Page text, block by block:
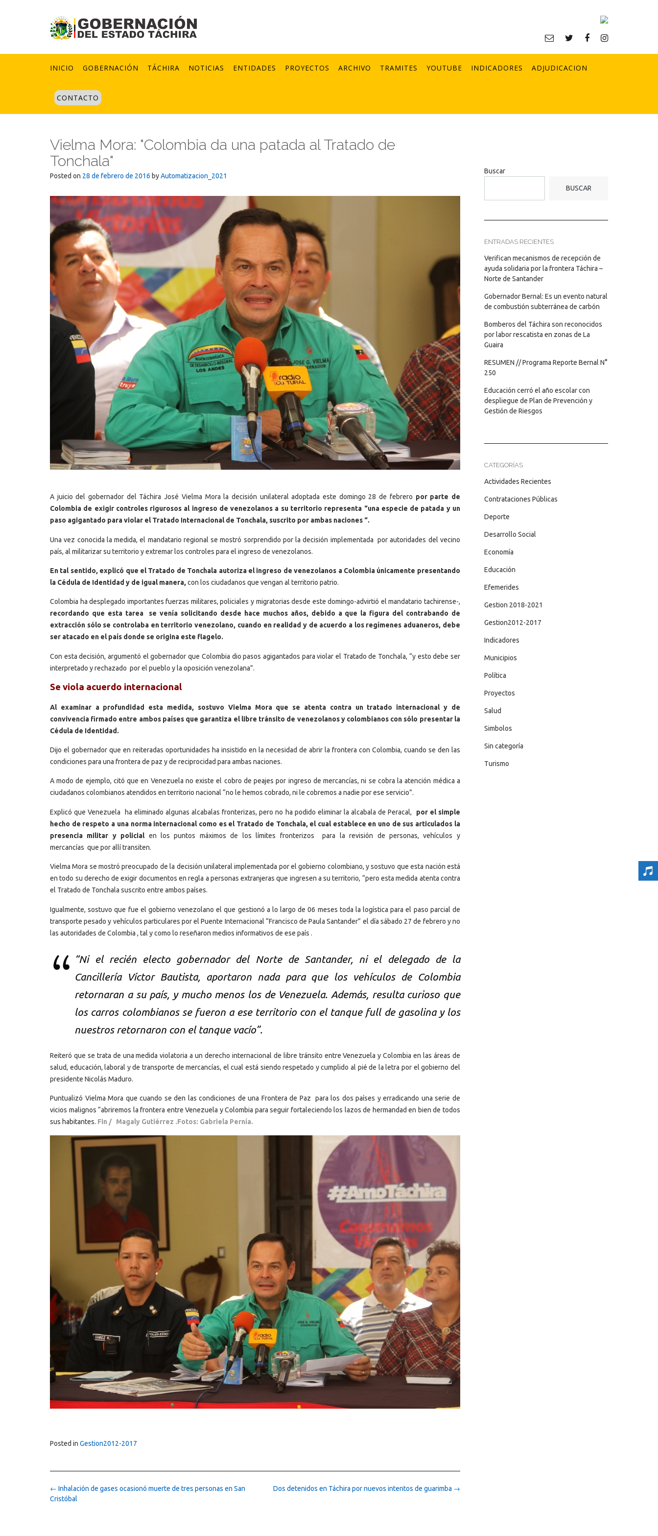
INICIO GOBERNACIÓN TÁCHIRA NOTICIAS ENTIDADES PROYECTOS ARCHIVO TRAMITES YOUTUBE INDICADORES ADJUDICACION
CONTACTO
Vielma Mora: "Colombia da una patada al Tratado de
Tonchala"
Posted on 28 de febrero de 2016 byAutomatizacion_2021
A juicio del gobernador del Táchira José Vielma Mora la decisión unilateral adoptada este domingo 28 de febrero por parte de
Colombia de exigir controles rigurosos al ingreso de venezolanos a su territorio representa “una especie de patada y un
paso agigantado para violar el Tratado Internacional de Tonchala, suscrito por ambas naciones “.
Una vez conocida la medida, el mandatario regional se mostró sorprendido por la decisión implementada por autoridades del vecino
país, al militarizar su territorio y extremar los controles para el ingreso de venezolanos.
En tal sentido, explicó que el Tratado de Tonchala autoriza el ingreso de venezolanos a Colombia únicamente presentando
la Cédula de Identidad y de igual manera, con los ciudadanos que vengan al territorio patrio.
Colombia ha desplegado importantes fuerzas militares, policiales y migratorias desde este domingo-advirtió el mandatario tachirense-,
recordando que esta tarea se venía solicitando desde hace muchos años, debido a que la figura del contrabando de
extracción sólo se controlaba en territorio venezolano, cuando en realidad y de acuerdo a los regímenes aduaneros, debe
ser atacado en el país donde se origina este flagelo.
Con esta decisión, argumentó el gobernador que Colombia dio pasos agigantados para violar el Tratado de Tonchala, “y esto debe ser
interpretado y rechazado por el pueblo y la oposición venezolana”.
Se viola acuerdo internacional
Al examinar a profundidad esta medida, sostuvo Vielma Mora que se atenta contra un tratado internacional y de
convivencia firmado entre ambos países que garantiza el libre tránsito de venezolanos y colombianos con sólo presentar la
Cédula de Identidad.
Dijo el gobernador que en reiteradas oportunidades ha insistido en la necesidad de abrir la frontera con Colombia, cuando se den las
condiciones para una frontera de paz y de reciprocidad para ambas naciones.
A modo de ejemplo, citó que en Venezuela no existe el cobro de peajes por ingreso de mercancías, ni se cobra la atención médica a
ciudadanos colombianos atendidos en territorio nacional “no le hemos cobrado, ni le cobremos a nadie por ese servicio”.
Explicó que Venezuela ha eliminado algunas alcabalas fronterizas, pero no ha podido eliminar la alcabala de Peracal, por el simple
hecho de respeto a una norma internacional como es el Tratado de Tonchala, el cual establece en uno de sus articulados la
presencia militar y policialen los puntos máximos de los límites fronterizos para la revisión de personas, vehículos y
mercancías que por allí transiten.
Vielma Mora se mostró preocupado de la decisión unilateral implementada por el gobierno colombiano, y sostuvo que esta nación está
en todo su derecho de exigir documentos en regla a personas extranjeras que ingresen a su territorio, “pero esta medida atenta contra
el Tratado de Tonchala suscrito entre ambos países.
Igualmente, sostuvo que fue el gobierno venezolano el que gestionó a lo largo de 06 meses toda la logística para el paso parcial de
transporte pesado y vehículos particulares por el Puente Internacional “Francisco de Paula Santander” el día sábado 27 de febrero y no
las autoridades de Colombia , tal y como lo reseñaron medios informativos de ese país .
“Ni el recién electo gobernador del Norte de Santander, ni el delegado de la
Cancillería Víctor Bautista, aportaron nada para que los vehículos de Colombia
retornaran a su país, y mucho menos los de Venezuela. Además, resulta curioso que
los carros colombianos se fueron a ese territorio con el tanque full de gasolina y los
nuestros retornaron con el tanque vacío”.
Reiteró que se trata de una medida violatoria a un derecho internacional de libre tránsito entre Venezuela y Colombia en las áreas de
salud, educación, laboral y de transporte de mercancías, el cual está siendo respetado y cumplido al pié de la letra por el gobierno del
presidente Nicolás Maduro.
Puntualizó Vielma Mora que cuando se den las condiciones de una Frontera de Paz para los dos países y erradicando una serie de
vicios malignos “abriremos la frontera entre Venezuela y Colombia para seguir fortaleciendo los lazos de hermandad en bien de todos
sus habitantes. Fin / Magaly Gutiérrez .Fotos: Gabriela Pernía.
Posted in Gestion2012-2017
Post
navigation
Dos detenidos en Táchira por nuevos intentos de guarimba →
← Inhalación de gases ocasionó muerte de tres personas en San
Cristóbal
Buscar
BUSCAR
ENTRADAS RECIENTES
Verifican mecanismos de recepción de
ayuda solidaria por la frontera Táchira –
Norte de Santander
Gobernador Bernal: Es un evento natural
de combustión subterránea de carbón
Bomberos del Táchira son reconocidos
por labor rescatista en zonas de La
Guaira
RESUMEN // Programa Reporte Bernal N°
250
Educación cerró el año escolar con
despliegue de Plan de Prevención y
Gestión de Riesgos
CATEGORÍAS
Actividades Recientes
Contrataciones Públicas
Deporte
Desarrollo Social
Economía
Educación
Efemerides
Gestion 2018-2021
Gestion2012-2017
Indicadores
Municipios
Política
Proyectos
Salud
Simbolos
Sin categoría
Turismo